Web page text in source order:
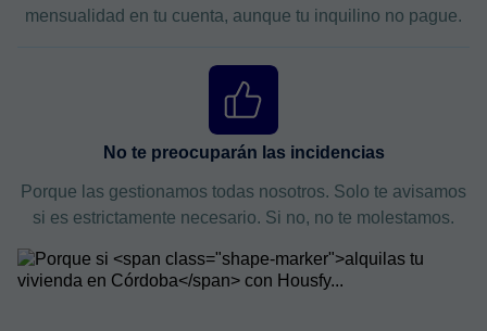
mensualidad en tu cuenta, aunque tu inquilino no pague.
No te preocuparán las incidencias
Porque las gestionamos todas nosotros. Solo te avisamos
si es estrictamente necesario. Si no, no te molestamos.